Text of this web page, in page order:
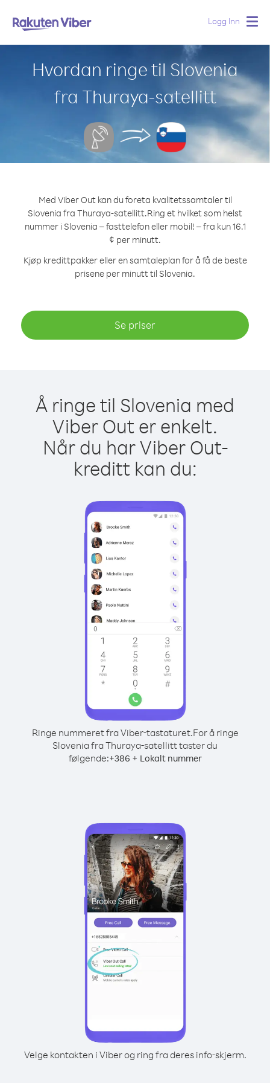
Logg Inn
Hvordan ringe til Slovenia
fra Thuraya-satellitt
Med Viber Out kan du foreta kvalitetssamtaler til
Slovenia fra Thuraya-satellitt.Ring et hvilket som helst
nummer i Slovenia – fasttelefon eller mobil! – fra kun 16.1
¢ per minutt.
Kjøp kredittpakker eller en samtaleplan for å få de beste
prisene per minutt til Slovenia.
Se priser
Å ringe til Slovenia med
Viber Out er enkelt.
Når du har Viber Out-
kreditt kan du:
Ringe nummeret fra Viber-tastaturet.For å ringe
Slovenia fra Thuraya-satellitt taster du
følgende:+386 + Lokalt nummer
Velge kontakten i Viber og ring fra deres info-skjerm.